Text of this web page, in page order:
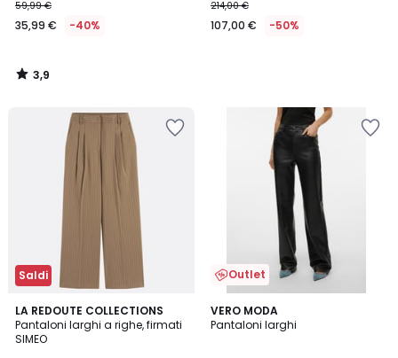
59,99 €
35,99 € -40%
3,9
/
214,00 €
107,00 € -50%
Saldi
LA REDOUTE COLLECTIONS
Pantaloni larghi a righe, firmati
SIMEO
4,2
/ 5
Outlet
VERO MODA
Pantaloni larghi